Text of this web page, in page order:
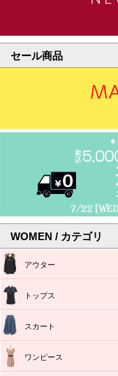
セール商品
WOMEN / カテゴリ
アウター
トップス
スカート
ワンピース